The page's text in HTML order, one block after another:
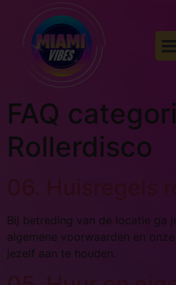
FAQ
Rollerdisco
Bij betreding van de locatie ga
algemene voorwaarden en
jezelf aan te houden.